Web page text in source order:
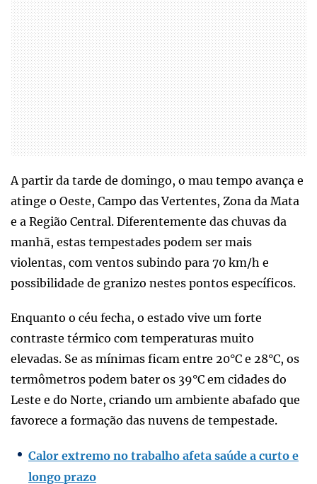
A partir da tarde de domingo, o mau tempo avança e
atinge o Oeste, Campo das Vertentes, Zona da Mata
e a Região Central. Diferentemente das chuvas da
manhã, estas tempestades podem ser mais
violentas, com ventos subindo para 70 km/h e
possibilidade de granizo nestes pontos específicos.
Enquanto o céu fecha, o estado vive um forte
contraste térmico com temperaturas muito
elevadas. Se as mínimas ficam entre 20°C e 28°C, os
termômetros podem bater os 39°C em cidades do
Leste e do Norte, criando um ambiente abafado que
favorece a formação das nuvens de tempestade.
Calor extremo no trabalho afeta saúde a curto e
longo prazo